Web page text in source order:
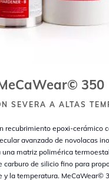
350
SEVERA A ALTAS
recubrimiento epoxi-cerámico
avanzado de novolacas
una matriz polimérica
carburo de silicio fino para
y la temperatura. MeCaWear©